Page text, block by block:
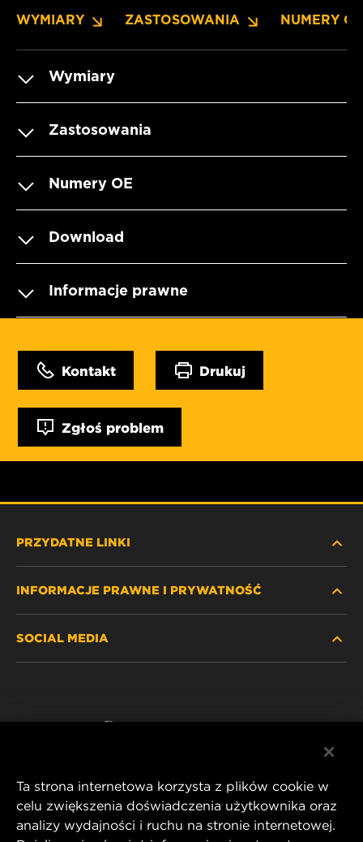
WYMIARY ZASTOSOWANIA NUMERY OE
Wymiary
Zastosowania
Numery OE
Download
Informacje prawne
Kontakt Drukuj
Zgłoś problem
PRZYDATNE LINKI
GDZIE KUPIĆ
INFORMACJE PRAWNE I PRYWATNOŚĆ
SOCIAL MEDIA
MANN+HUMMEL FT Poland
Ta strona internetowa korzysta z plików cookie w
celu zwiększenia doświadczenia użytkownika oraz
analizy wydajności i ruchu na stronie internetowej.